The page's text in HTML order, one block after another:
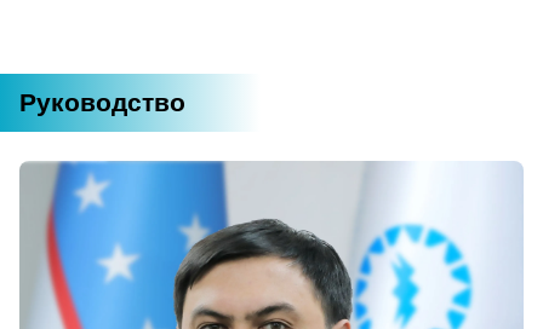
Руководство